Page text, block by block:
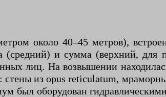
около 40–45 метров),
и сумма (верхний, для
лиц. На возвышении
из opus reticulatum,
был оборудован